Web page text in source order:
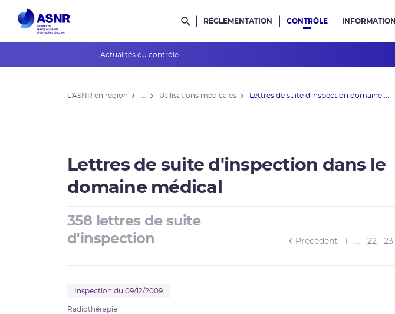
Rechercher dans le site
RÉGLEMENTATION CONTRÔLE
Actualités du contrôle
Petits Réacteurs Modulaires
INFORMATION
L'ASNR en région Utilisations médicales Lettres de suite d'inspection domaine ...
Lettres de suite d'inspection dans le
domaine médical
358 lettres de suite
d'inspection
Précédent … 22 23
Inspection du 09/12/2009
Radiothérapie